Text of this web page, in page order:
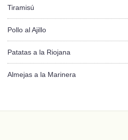
Tiramisú
Pollo al Ajillo
Patatas a la Riojana
Almejas a la Marinera